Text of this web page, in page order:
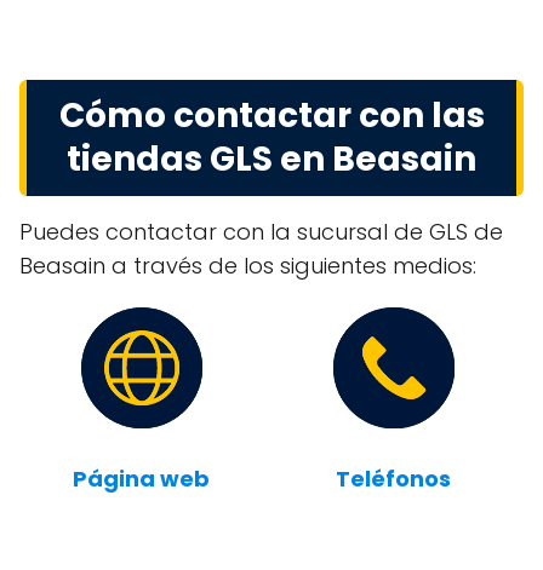
Cómo contactar con las
tiendas GLS en Beasain
Puedes contactar con la sucursal de GLS de
Beasain a través de los siguientes medios:
Página web Teléfonos